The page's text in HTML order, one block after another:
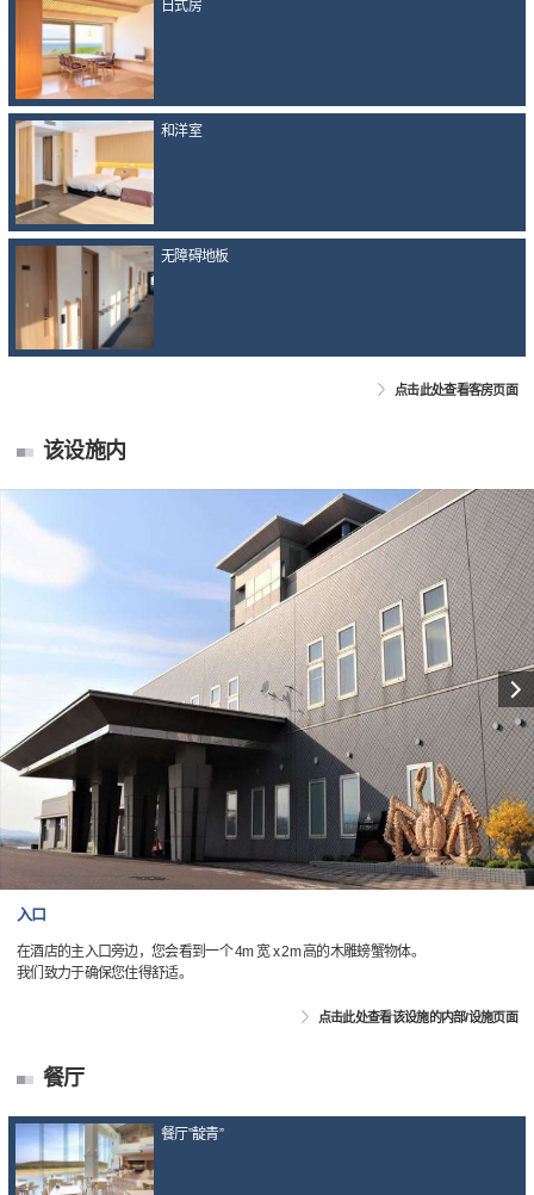
日式房
和洋室
无障碍地板
点击此处查看客房页面
该设施内
入口
在酒店的主入口旁边，您会看到一个 4m 宽 x 2m 高的木雕螃蟹物体。
我们致力于确保您住得舒适。
点击此处查看该设施的内部/设施页面
餐厅
餐厅”靛青”